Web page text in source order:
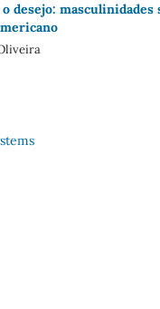
desejo: masculinidades